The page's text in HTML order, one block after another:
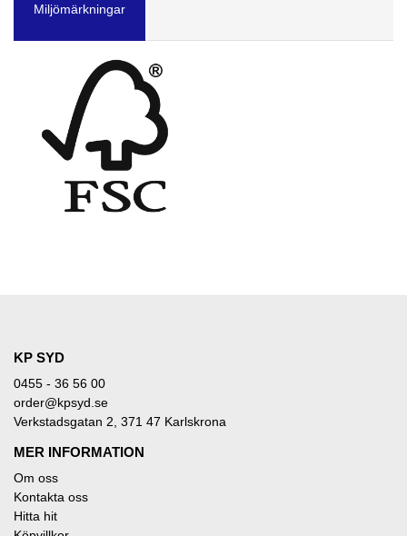
Miljömärkningar
KP SYD
0455 - 36 56 00
order@kpsyd.se
Verkstadsgatan 2, 371 47 Karlskrona
MER INFORMATION
Om oss
Kontakta oss
Hitta hit